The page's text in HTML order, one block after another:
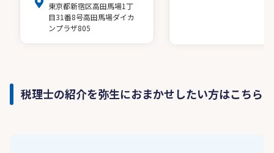
東京都新宿区高田馬場1丁
目31番8号高田馬場ダイカ
ンプラザ805
税理士の紹介を弥生におまかせしたい方はこちら